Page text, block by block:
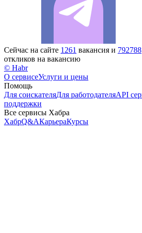
Сейчас на сайте 1261 вакансия и 792788
откликов на вакансию
© Habr
О сервисеУслуги и цены
Помощь
Для соискателяДля работодателяAPI
поддержки
Все сервисы Хабра
ХабрQ&AКарьераКурсы